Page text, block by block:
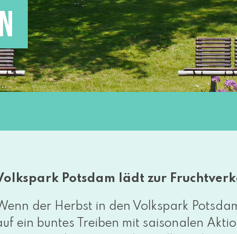
Potsdam lädt zur
der Herbst in den Volkspark
ein bun­tes Treiben mit sai­so­na­len